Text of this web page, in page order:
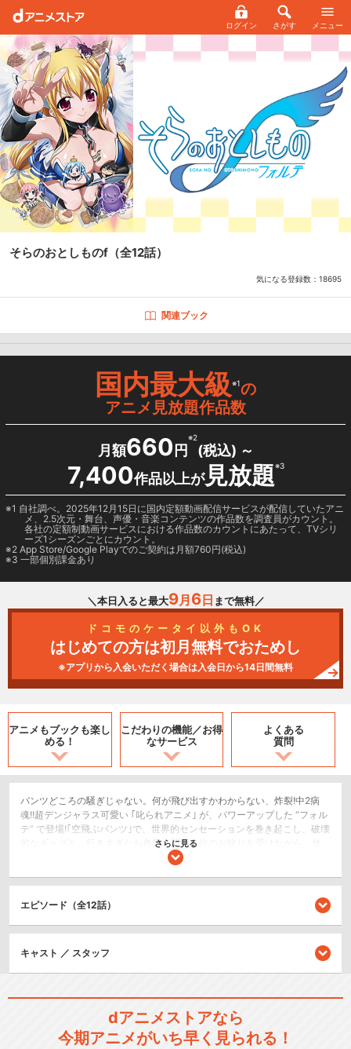
ログイン さがす メニュー
そらのおとしものf （全12話）
気になる登録数： 18695
関連ブック
国内最大級※1の
アニメ見放題作品数
月額660 円
※2
(税込) ～
7,400作品以上が見放題※3
1 自社調べ。2025年12月15日に国内定額動画配信サービスが配信していたアニ
メ、2.5次元・舞台、声優・音楽コンテンツの作品数を調査員がカウント。
各社の定額制動画サービスにおける作品数のカウントにあたって、TVシリ
ーズ1シーズンごとにカウント。
2 App Store/Google Playでのご契約は月額760円(税込)
3 一部個別課金あり
＼本日入ると最大9月 6日 まで無料／
ドコモのケータイ以外もOK
はじめての方は初月無料でおためし
※アプリから入会いただく場合は入会日から14日間無料
アニメもブックも楽し
める！
こだわりの機能／お得
なサービス
よくある
質問
パンツどころの騒ぎじゃない。何が飛び出すかわからない、炸裂!中2病
魂!!超デンジャラス可愛い ｢叱られアニメ｣ が、パワーアップした “フォル
テ” で登場!｢空飛ぶパンツ｣で、世界的センセーションを巻き起こし、破壊
的なギャグと、行きすぎたお色気で関係各位のお叱りを受けながら、放
送終了後も根強い人気を誇り、関連商品やイベントがめじろおしのアニ
って、なんじゃろ?フリーダム? フレンドリー? フェアプレイ?いいえ、
｢そらおと f｣ は、 ｢フォルテ｣ の ｢f｣! フォルテ。それはより力強く、より
大胆に!大不況のニッポンを、ひたすらナナメ上に突っ走る!!空から落ちて
きた、かわいい未確認生物 イカロスとニンフに加え、今度はさらに強烈
と、おっぱいとおしり。新キャラクターは出るの?エンディングはまた懐
メロなの?シリアスになるの?そして原作のあのシーンは、映像化できる
恋愛/ラブコメ
さらに見る
エピソード（全12話）
キャスト ／ スタッフ
dアニメストアなら
今期アニメがいち早く見られる！